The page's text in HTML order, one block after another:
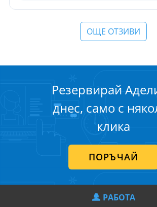
ОЩЕ ОТЗИВИ
Резервирай
днес, само с
клика
ПОРЪЧАЙ
РАБОТА